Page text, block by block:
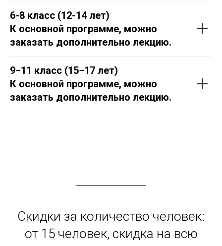
6-8 класс (12-14 лет)
К основной программе, можно
заказать дополнительно лекцию.
9−11 класс (15−17 лет)
К основной программе, можно
заказать дополнительно лекцию.
Скидки за количество человек:
от 15 человек, скидка на всю